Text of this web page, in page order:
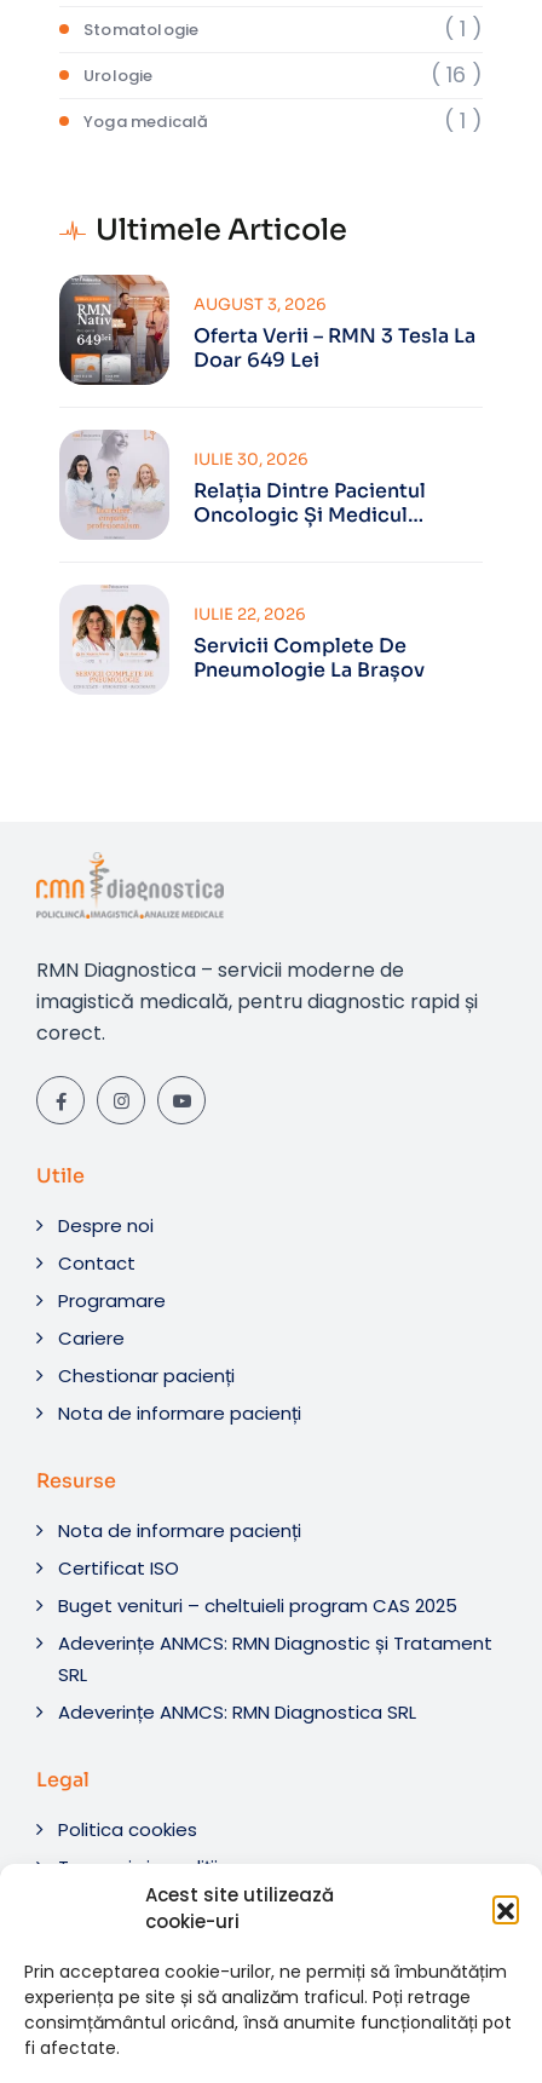
Acest site utilizează
cookie-uri
Prin acceptarea cookie-urilor, ne permiți să îmbunătățim
experiența pe site și să analizăm traficul. Poți retrage
consimțământul oricând, însă anumite funcționalități pot
fi afectate.
Stomatologie ( 1 )
Urologie ( 16 )
Yoga medicală ( 1 )
Ultimele Articole
Oferta Verii – RMN 3 Tesla La
Doar 649 Lei
AUGUST 3, 2026
Relația Dintre Pacientul
Oncologic Și Medicul
IULIE 30, 2026
Servicii Complete De
Pneumologie La Brașov
IULIE 22, 2026
RMN Diagnostica – servicii moderne de
imagistică medicală, pentru diagnostic rapid și
corect.
Utile
Despre noi
Contact
Programare
Cariere
Chestionar pacienți
Nota de informare pacienți
Resurse
Nota de informare pacienți
Certificat ISO
Buget venituri – cheltuieli program CAS 2025
Adeverințe ANMCS: RMN Diagnostic și Tratament
SRL
Adeverințe ANMCS: RMN Diagnostica SRL
Legal
Politica cookies
Termeni si condiții
Soluționare litigii